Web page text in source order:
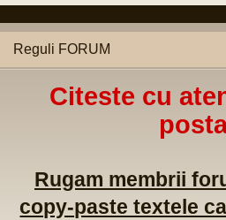
Reguli FORUM
Citeste cu
Rugam membrii
copy-paste textele